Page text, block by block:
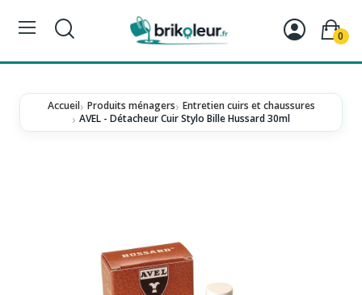
0
Accueil Produits ménagers Entretien cuirs et chaussures
AVEL - Détacheur Cuir Stylo Bille Hussard 30ml